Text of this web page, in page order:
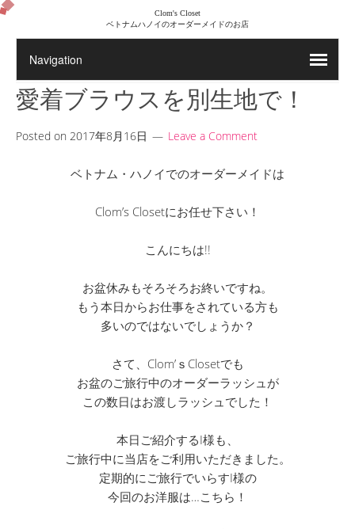
Clom's Closet
ベトナムハノイのオーダーメイドのお店
愛着ブラウスを別生地で！
Posted on 2017年8月16日 Leave a Comment
ベトナム・ハノイでのオーダーメイドは
Clom’s Closetにお任せ下さい！
こんにちは!!
お盆休みもそろそろお終いですね。
もう本日からお仕事をされている方も
多いのではないでしょうか？
さて、Clom’ｓClosetでも
お盆のご旅行中のオーダーラッシュが
この数日はお渡しラッシュでした！
本日ご紹介するI様も、
ご旅行中に当店をご利用いただきました。
定期的にご旅行でいらすI様の
今回のお洋服は…こちら！